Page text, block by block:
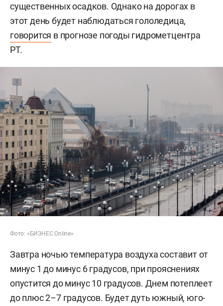
существенных осадков. Однако на дорогах в
этот день будет наблюдаться гололедица,
говорится в прогнозе погоды гидрометцентра
РТ.
Фото: «БИЗНЕС Online»
Завтра ночью температура воздуха составит от
минус 1 до минус 6 градусов, при прояснениях
опустится до минус 10 градусов. Днем потеплеет
до плюс 2–7 градусов. Будет дуть южный, юго-